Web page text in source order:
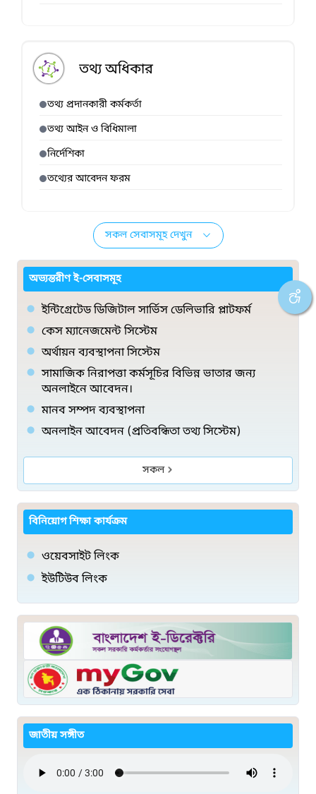
তথ্য অধিকার
তথ্য প্রদানকারী কর্মকর্তা
তথ্য আইন ও বিধিমালা
নির্দেশিকা
তথ্যের আবেদন ফরম
সকল সেবাসমূহ দেখুন
অভ্যন্তরীণ ই-সেবাসমূহ
ইন্টিগ্রেটেড ডিজিটাল সার্ভিস ডেলিভারি প্লাটফর্ম
কেস ম্যানেজমেন্ট সিস্টেম
অর্থায়ন ব্যবস্থাপনা সিস্টেম
সামাজিক নিরাপত্তা কর্মসূচির বিভিন্ন ভাতার জন্য
অনলাইনে আবেদন।
মানব সম্পদ ব্যবস্থাপনা
অনলাইন আবেদন (প্রতিবন্ধিতা তথ্য সিস্টেম)
সকল
বিনিয়োগ শিক্ষা কার্যক্রম
ওয়েবসাইট লিংক
ইউটিউব লিংক
জাতীয় সঙ্গীত